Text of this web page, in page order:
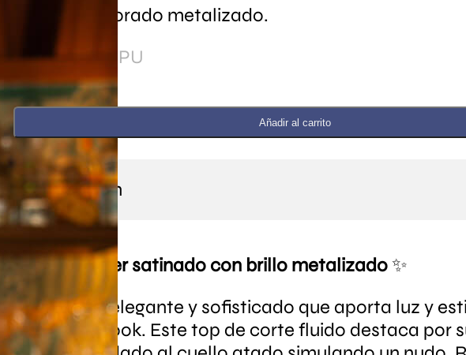
Top halter morado metalizado.
SKU:BT6282-PU
Talla Única
Top
Ring
On
Purpura
cantidad
Añadir al carrito
Descripción
✨Top halter satinado con brillo metalizado✨
Un diseño elegante y sofisticado que aporta luz y
cualquier look. Este top de corte fluido destaca por